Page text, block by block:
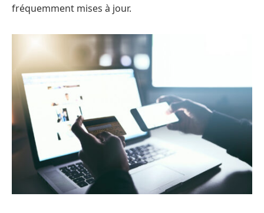
fréquemment mises à jour.